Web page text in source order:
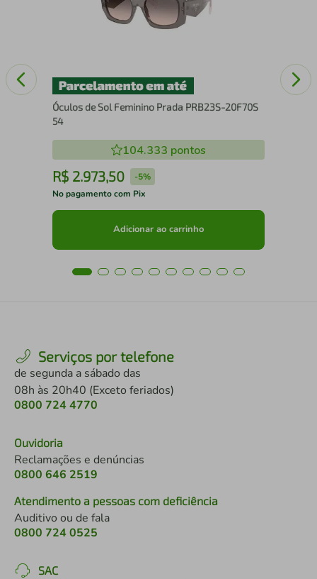
Óculos de Sol Feminino Prada PRB23S-20F70S
54
104.333 pontos
R$ 2.973,50 -5%
No pagamento com Pix
Adicionar ao carrinho
Serviços por telefone
de segunda a sábado das
08h às 20h40 (Exceto feriados)
0800 724 4770
Ouvidoria
Reclamações e denúncias
0800 646 2519
Atendimento a pessoas com deficiência
Auditivo ou de fala
0800 724 0525
SAC